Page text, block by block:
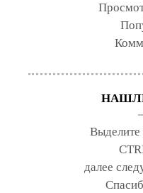
Выделите
далее